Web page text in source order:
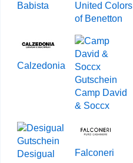
Babista
United Colors
of Benetton
Calzedonia
Camp David
& Soccx
Desigual Falconeri